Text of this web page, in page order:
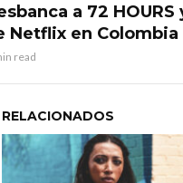
a 72 HOURS
Netflix en Colombia
read
RELACIONADOS